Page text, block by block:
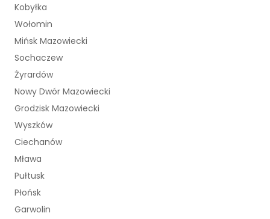
Kobyłka
Wołomin
Mińsk Mazowiecki
Sochaczew
Żyrardów
Nowy Dwór Mazowiecki
Grodzisk Mazowiecki
Wyszków
Ciechanów
Mława
Pułtusk
Płońsk
Garwolin